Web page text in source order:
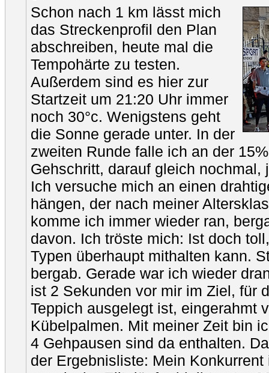
Schon nach 1 km lässt mich
das Streckenprofil den Plan
abschreiben, heute mal die
Tempohärte zu testen.
Außerdem sind es hier zur
Startzeit um 21:20 Uhr immer
noch 30°c. Wenigstens geht
die Sonne gerade unter. In der
zweiten Runde falle ich an der
Gehschritt, darauf gleich nochmal,
Ich versuche mich an einen
hängen, der nach meiner
komme ich immer wieder ran,
davon. Ich tröste mich: Ist doch
Typen überhaupt mithalten kann.
bergab. Gerade war ich wieder
ist 2 Sekunden vor mir im Ziel, für
Teppich ausgelegt ist, eingerahmt
Kübelpalmen. Mit meiner Zeit bin
4 Gehpausen sind da enthalten.
der Ergebnisliste: Mein